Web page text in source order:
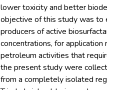
lower toxicity and better
objective of this study was to
producers of active
concentrations, for application
petroleum activities that
the present study were
from a completely isolated